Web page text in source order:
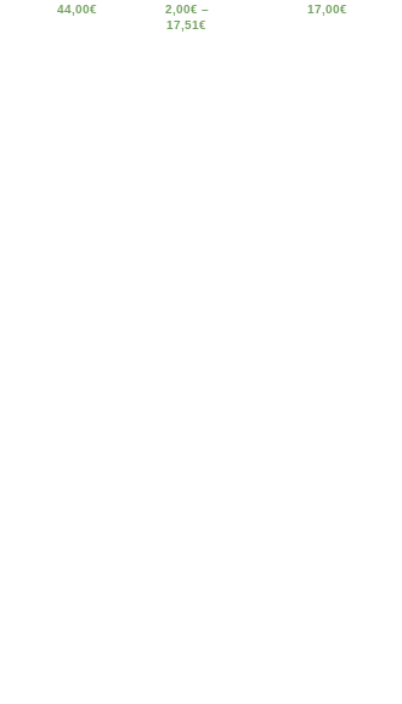
44,00€ 2,00€ –
17,51€
17,00€